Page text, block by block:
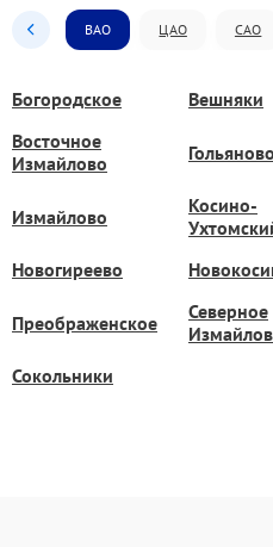
ВАО ЦАО САО
Богородское Вешняки
Восточное
Измайлово
Гольяново
Измайлово
Косино-
Новогиреево
Преображенское
Северное
Сокольники